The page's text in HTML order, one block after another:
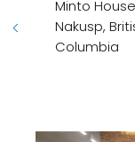
Minto
Nakusp,
Columbia